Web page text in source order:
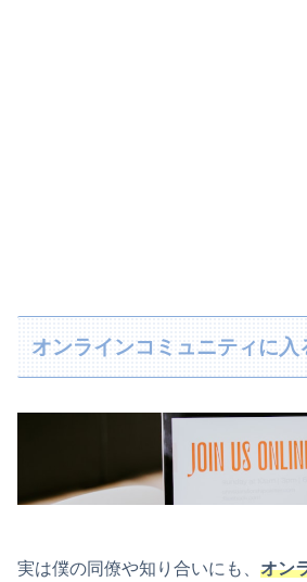
オンラインコミュニティに入
実は僕の同僚や知り合いにも、 オン